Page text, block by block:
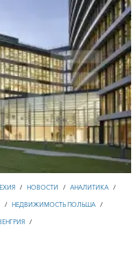
/ НОВОСТИ / АНАЛИТИКА /
/ НЕДВИЖИМОСТЬ ПОЛЬША /
/